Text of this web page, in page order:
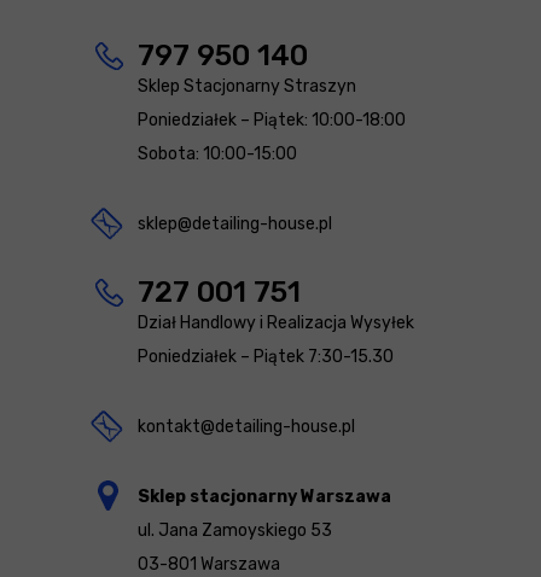
797 950 140
Sklep Stacjonarny Straszyn
Poniedziałek – Piątek: 10:00-18:00
Sobota: 10:00-15:00
sklep@detailing-house.pl
727 001 751
Dział Handlowy i Realizacja Wysyłek
Poniedziałek – Piątek 7:30-15.30
kontakt@detailing-house.pl
Sklep stacjonarny Warszawa
ul. Jana Zamoyskiego 53
03-801 Warszawa